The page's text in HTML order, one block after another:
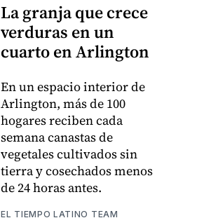
La granja que crece
verduras en un
cuarto en Arlington
En un espacio interior de
Arlington, más de 100
hogares reciben cada
semana canastas de
vegetales cultivados sin
tierra y cosechados menos
de 24 horas antes.
EL TIEMPO LATINO TEAM